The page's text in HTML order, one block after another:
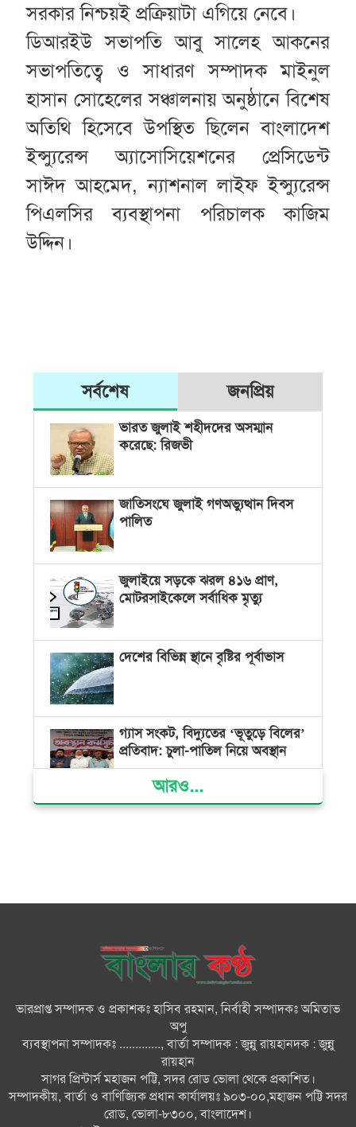
সরকার নিশ্চয়ই প্রক্রিয়াটা এগিয়ে নেবে।
ডিআরইউ সভাপতি আবু সালেহ আকনের
সভাপতিত্বে ও সাধারণ সম্পাদক মাইনুল
হাসান সোহেলের সঞ্চালনায় অনুষ্ঠানে বিশেষ
অতিথি হিসেবে উপস্থিত ছিলেন বাংলাদেশ
ইন্স্যুরেন্স অ্যাসোসিয়েশনের প্রেসিডেন্ট
সাঈদ আহমেদ, ন্যাশনাল লাইফ ইন্স্যুরেন্স
পিএলসির ব্যবস্থাপনা পরিচালক কাজিম
উদ্দিন।
সর্বশেষ জনপ্রিয়
ভারত জুলাই শহীদদের অসম্মান
করেছে: রিজভী
জাতিসংঘে জুলাই গণঅভ্যুত্থান দিবস
পালিত
জুলাইয়ে সড়কে ঝরল ৪১৬ প্রাণ,
মোটরসাইকেলে সর্বাধিক মৃত্যু
দেশের বিভিন্ন স্থানে বৃষ্টির পূর্বাভাস
গ্যাস সংকট, বিদ্যুতের ‘ভূতুড়ে বিলের’
প্রতিবাদ: চুলা-পাতিল নিয়ে অবস্থান
ক্ষমতার কেন্দ্র গণভবন থেকে রক্তাক্ত
ভোলায় ১১ দলীয় জোটের বিক্ষোভ
সমাবেশ ও গণমিছিল
বোরহানউদ্দিনে কিশোরীকে সংঘবদ্ধ
ধর্ষণ ও ভিডিও ধারণ ও ছড়িয়ে
দেওয়ার অভিযোগ তিন জন গ্রেপ্তার,
থানায় মামলা
ভোলায় নানা আয়োজনে জুলাই
গণঅভ্যুত্থান দিবস পালন
আরও...
ভারপ্রাপ্ত সম্পাদক ও প্রকাশকঃ হাসিব রহমান, নির্বাহী সম্পাদকঃ অমিতাভ
অপু
ব্যবস্থাপনা সম্পাদকঃ ............., বার্তা সম্পাদক : জুন্নু রায়হানদক : জুন্নু
রায়হান
সাগর প্রিন্টার্স মহাজন পট্টি, সদর রোড ভোলা থেকে প্রকাশিত।
সম্পাদকীয়, বার্তা ও বাণিজ্যিক প্রধান কার্যালয়ঃ ৯০৩-০০,মহাজন পট্টি সদর
রোড, ভোলা-৮৩০০, বাংলাদেশ।